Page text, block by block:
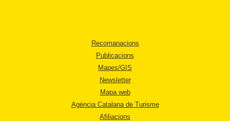
Recomanacions
Publicacions
Mapes/GIS
Newsletter
Mapa web
Agència Catalana de Turisme
Afiliacions